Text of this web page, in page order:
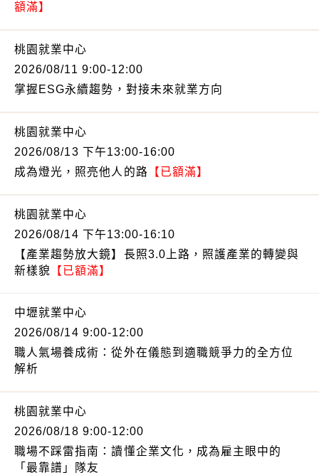
額滿】
桃園就業中心
2026/08/11 9:00-12:00
掌握ESG永續趨勢，對接未來就業方向
桃園就業中心
2026/08/13 下午13:00-16:00
成為燈光，照亮他人的路 【已額滿】
桃園就業中心
2026/08/14 下午13:00-16:10
【產業趨勢放大鏡】長照3.0上路，照護產業的轉變與
新樣貌 【已額滿】
中壢就業中心
2026/08/14 9:00-12:00
職人氣場養成術：從外在儀態到適職競爭力的全方位
解析
桃園就業中心
2026/08/18 9:00-12:00
職場不踩雷指南：讀懂企業文化，成為雇主眼中的
「最靠譜」隊友